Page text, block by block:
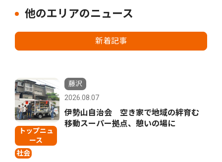
他のエリアのニュース
新着記事
トップニュ
ース
社会
藤沢
2026.08.07
伊勢山自治会 空き家で地域の絆育む
移動スーパー拠点、憩いの場に